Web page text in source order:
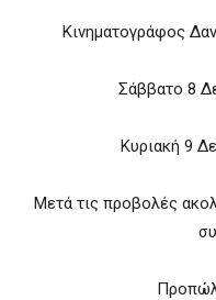
Κινηματογράφος
Σάββατο 8
Κυριακή 9
Μετά τις προβολές